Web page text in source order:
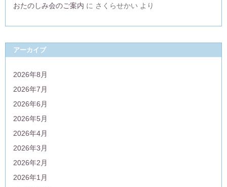
おたのしみ会のご案内 に さくらせかい より
アーカイブ
2026年8月
2026年7月
2026年6月
2026年5月
2026年4月
2026年3月
2026年2月
2026年1月